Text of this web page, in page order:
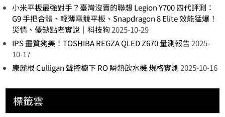
小米平板最強對手？臺灣沒賣的聯想 Legion Y700 四代評測：
G9 手把合體、輕薄電競平板、Snapdragon 8 Elite 效能猛爆！
災情、優缺點老實說｜科技狗 2025-10-29
IPS 畫質夠美！TOSHIBA REGZA QLED Z670 量測報告2025-
10-17
康麗根 Culligan 聲控櫥下 RO 瞬熱飲水機 規格實測 2025-10-16
標籤雲